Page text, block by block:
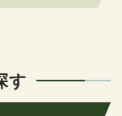
す